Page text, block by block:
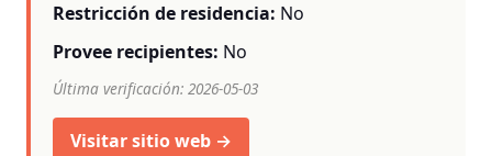
Restricción de residencia: No
Provee recipientes: No
Última verificación: 2026-05-03
Visitar sitio web →